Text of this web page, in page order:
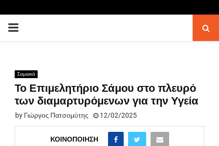
PRIMARY
Σαμιακά
Το Επιμελητήριο Σάμου στο πλευρό
των διαμαρτυρόμενων για την Υγεία
by Γιώργος Πατσομύτης 12/02/2025
ΚΟΙΝΟΠΟΊΗΣΗ